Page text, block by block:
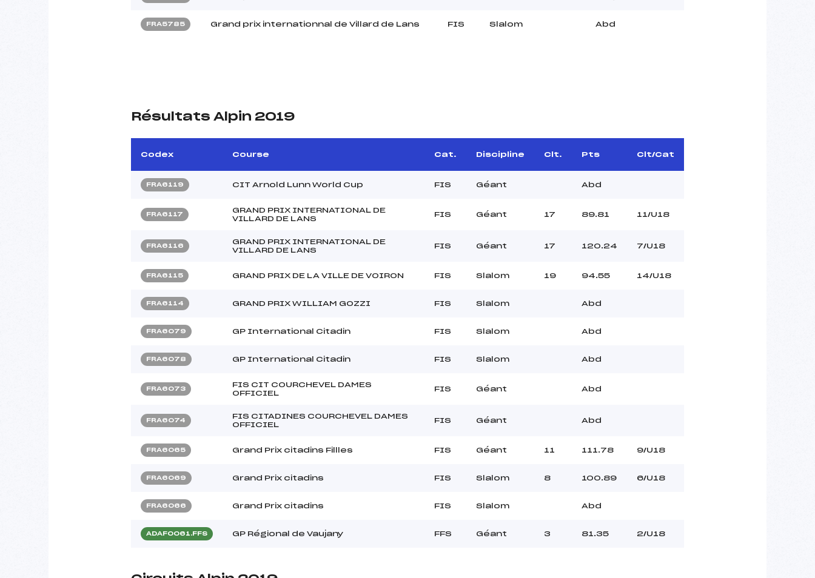
FRA5785 Grand prix internationnal de Villard de Lans FIS Slalom Abd
Résultats Alpin 2019
Codex Course Cat. Discipline Clt. Pts Clt/Cat
FRA6119 CIT Arnold Lunn World Cup FIS Géant Abd
FRA6117
GRAND PRIX INTERNATIONAL DE
VILLARD DE LANS
FIS Géant 17 89.81 11/U18
FRA6116
GRAND PRIX INTERNATIONAL DE
VILLARD DE LANS
FIS Géant 17 120.24 7/U18
FRA6115 GRAND PRIX DE LA VILLE DE VOIRON FIS Slalom 19 94.55 14/U18
FRA6114 GRAND PRIX WILLIAM GOZZI FIS Slalom Abd
FRA6079 GP International Citadin FIS Slalom Abd
FRA6078 GP International Citadin FIS Slalom Abd
FRA6073
FIS CIT COURCHEVEL DAMES
OFFICIEL
FIS Géant Abd
FRA6074
FIS CITADINES COURCHEVEL DAMES
OFFICIEL
FIS Géant Abd
FRA6065 Grand Prix citadins Fillles FIS Géant 11 111.78 9/U18
FRA6069 Grand Prix citadins FIS Slalom 8 100.89 6/U18
FRA6066 Grand Prix citadins FIS Slalom Abd
ADAF0061.FFS GP Régional de Vaujany FFS Géant 3 81.35 2/U18